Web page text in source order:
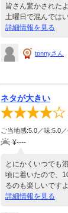
皆さん驚かされた
土曜日で混んでは
詳細情報を見る
tonnyさん
ネタが大きい
ご当地感:5.0／味:5.0
¥----
とにかくいつでも
頃に着いたので、
るのも楽しいです
詳細情報を見る